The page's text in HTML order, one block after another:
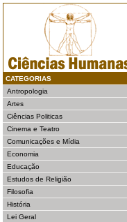
CATEGORIAS
Antropologia
Artes
Ciências Politicas
Cinema e Teatro
Comunicações e Mídia
Economia
Educação
Estudos de Religião
Filosofia
História
Lei Geral